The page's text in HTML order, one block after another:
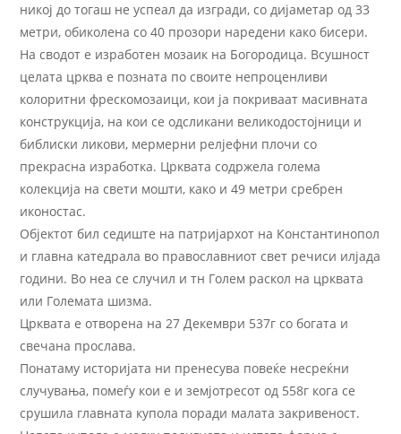
никој до тогаш не успеал да изгради, со дијаметар од 33
метри, обиколена со 40 прозори наредени како бисери.
На сводот е изработен мозаик на Богородица. Всушност
целата црква е позната по своите непроценливи
колоритни фрескомозаици, кои ја покриваат масивната
конструкција, на кои се одсликани великодостојници и
библиски ликови, мермерни релјефни плочи со
прекрасна изработка. Црквата содржела голема
колекција на свети мошти, како и 49 метри сребрен
иконостас.
Објектот бил седиште на патријархот на Константинопол
и главна катедрала во православниот свет речиси илјада
години. Во неа се случил и тн Голем раскол на црквата
или Големата шизма.
Црквата е отворена на 27 Декември 537г со богата и
свечана прослава.
Понатаму историјата ни пренесува повеќе несреќни
случувања, помеѓу кои е и земјотресот од 558г кога се
срушила главната купола поради малата закривеност.